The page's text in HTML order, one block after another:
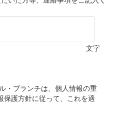
文字
・ブランチは、個人情報の重
保護方針に従って、これを適